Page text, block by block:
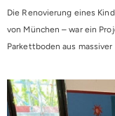
Die Renovierung eines
von München – war ein
Parkettboden aus